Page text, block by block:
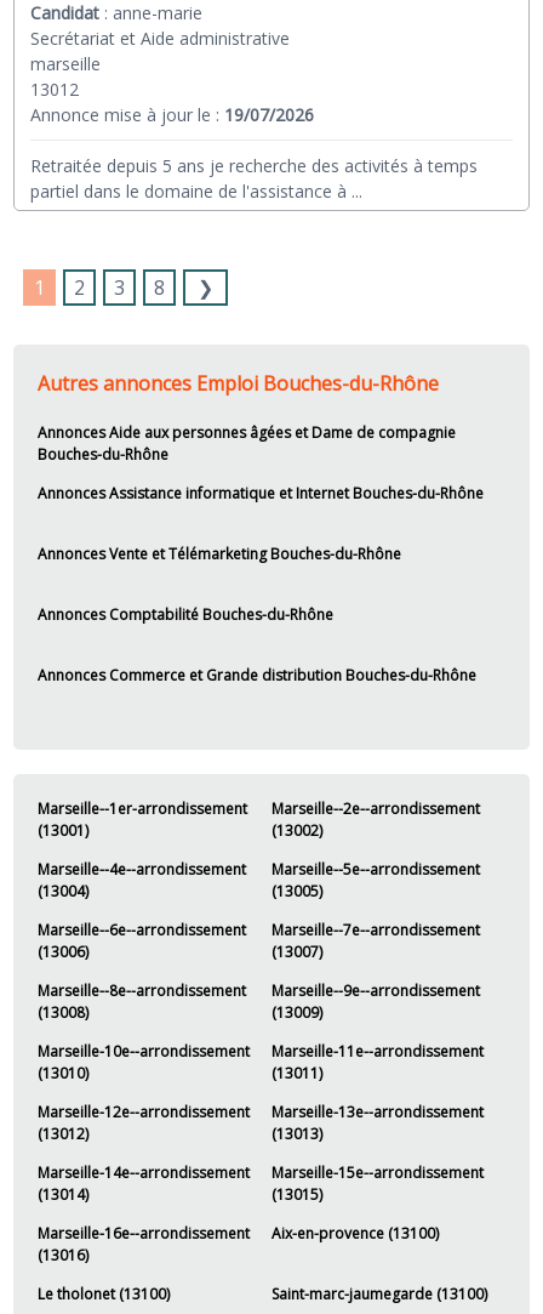
Candidat : anne-marie
Secrétariat et Aide administrative
marseille
13012
Annonce mise à jour le : 19/07/2026
Retraitée depuis 5 ans je recherche des activités à temps
partiel dans le domaine de l'assistance à ...
1 2 3 8 ❯
Autres annonces Emploi Bouches-du-Rhône
Annonces Aide aux personnes âgées et Dame de compagnie
Bouches-du-Rhône
Annonces Assistance informatique et Internet Bouches-du-Rhône
Annonces Vente et Télémarketing Bouches-du-Rhône
Annonces Comptabilité Bouches-du-Rhône
Annonces Commerce et Grande distribution Bouches-du-Rhône
Marseille--1er-arrondissement
(13001)
Marseille--2e--arrondissement
(13002)
Marseille--4e--arrondissement
(13004)
Marseille--5e--arrondissement
(13005)
Marseille--6e--arrondissement
(13006)
Marseille--7e--arrondissement
(13007)
Marseille--8e--arrondissement
(13008)
Marseille--9e--arrondissement
(13009)
Marseille-10e--arrondissement
(13010)
Marseille-11e--arrondissement
(13011)
Marseille-12e--arrondissement
(13012)
Marseille-13e--arrondissement
(13013)
Marseille-14e--arrondissement
(13014)
Marseille-15e--arrondissement
(13015)
Marseille-16e--arrondissement
(13016)
Aix-en-provence (13100)
Le tholonet (13100) Saint-marc-jaumegarde (13100)